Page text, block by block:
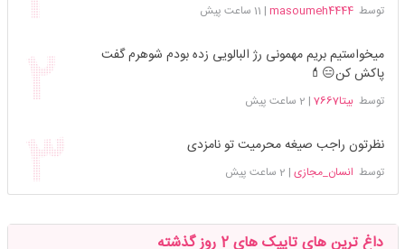
توسطmasoumeh4444
| 11 ساعت پیش
میخواستیم بریم مهمونی رژ البالویی زده بودم شوهرم گفت
پاکش کن😑💄
توسطبیتا7667 | 2 ساعت پیش
نظرتون راجب صیغه محرمیت تو نامزدی
توسط انسان_مجازی | 2 ساعت پیش
داغ ترین های تاپیک های 2 روز گذشته